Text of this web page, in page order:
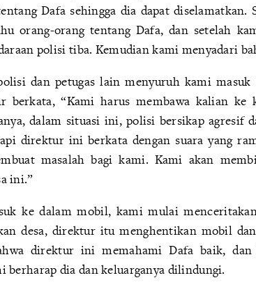
Dafa sehingga dia dapat diselamatkan.
orang-orang tentang Dafa, dan setelah
polisi tiba. Kemudian kami menyadari
dan petugas lain menyuruh kami
berkata, “Kami harus membawa kalian
dalam situasi ini, polisi bersikap agresif
direktur ini berkata dengan suara yang
masalah bagi kami. Kami akan
ini.”
ke dalam mobil, kami mulai
desa, direktur itu menghentikan mobil
direktur ini memahami Dafa baik,
berharap dia dan keluarganya dilindungi.